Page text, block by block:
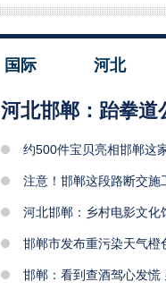
国际 河北
河北邯郸：跆拳道
约500件宝贝亮相邯郸这
注意！邯郸这段路断交施
河北邯郸：乡村电影文化
邯郸市发布重污染天气橙
邯郸：看到查酒驾心发慌